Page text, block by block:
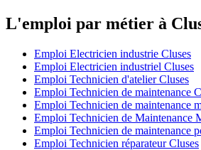
L'emploi par métier à
Emploi Electricien industrie Cluses
Emploi Electricien industriel Cluses
Emploi Technicien d'atelier Cluses
Emploi Technicien de maintenance
Emploi Technicien de maintenance
Emploi Technicien de Maintenance
Emploi Technicien de maintenance
Emploi Technicien réparateur Cluses